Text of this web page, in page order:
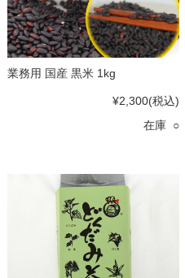
業務用 国産 黒米 1kg
¥2,300(税込)
在庫 ○